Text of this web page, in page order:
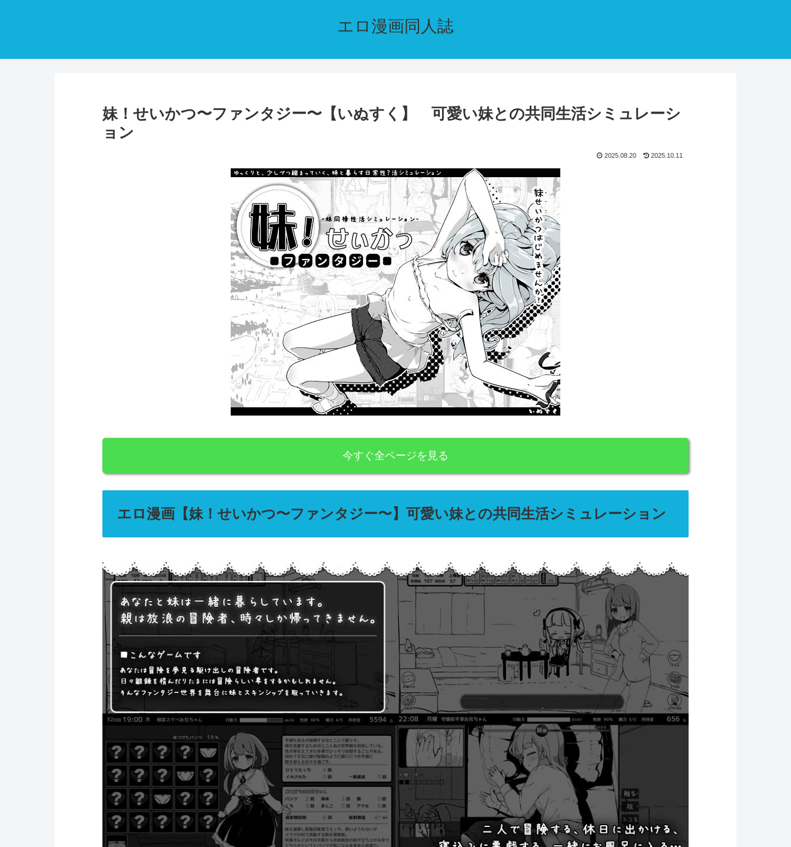
エロ漫画同人誌
妹！せいかつ〜ファンタジー〜【いぬすく】 可愛い妹との共同生活シミュレーシ
ョン
2025.08.20 2025.10.11
今すぐ全ページを見る
エロ漫画【妹！せいかつ〜ファンタジー〜】可愛い妹との共同生活シミュレーション